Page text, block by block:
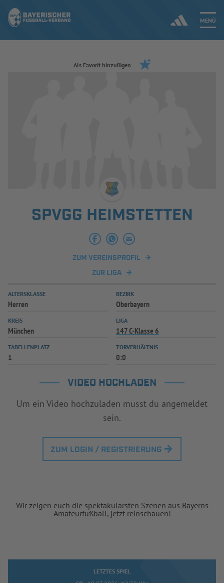
MENÜ
Jetzt einloggen
INFOTHEK SPIELPLUS
Als Favorit hinzufügen
SPVGG HEIMSTETTEN
ZUM VEREINSPROFIL
ZUR LIGA
ALTERSKLASSE
Herren
BEZIRK
Oberbayern
KREIS
München
LIGA
147 C-Klasse 6
TABELLENPLATZ
1
TORVERHÄLTNIS
0:0
VIDEO HOCHLADEN
Um ein Video hochzuladen musst du angemeldet
sein.
ZUM LOGIN / REGISTRIERUNG
Wir zeigen euch die spektakulärsten Szenen aus Bayerns
Amateurfußball, jetzt reinschauen!
LETZTES SPIEL